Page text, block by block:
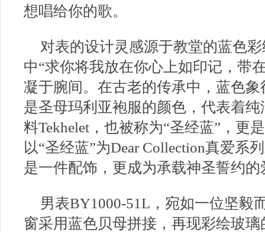
想唱给你的歌。
对表的设计灵感源于教堂的蓝色
中“求你将我放在你心上如印记，带
凝于腕间。在古老的传承中，蓝色
是圣母玛利亚袍服的颜色，代表着
料Tekhelet，也被称为“圣经蓝”，更
以“圣经蓝”为Dear Collection真爱系
是一件配饰，更成为承载神圣誓约的
男表BY1000-51L，宛如一位坚毅
窗采用蓝色贝母拼接，再现彩绘玻